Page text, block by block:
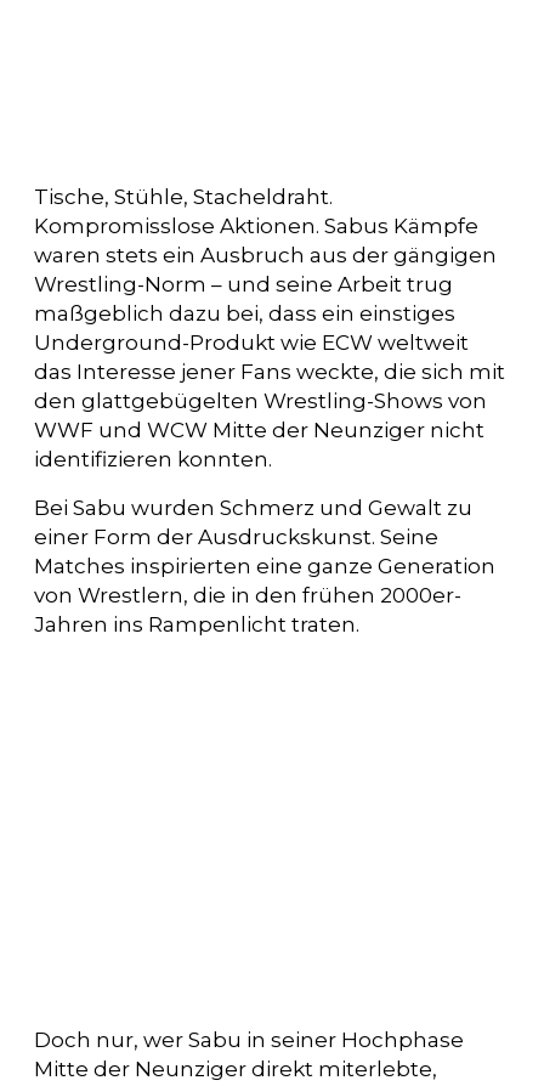
Tische, Stühle, Stacheldraht.
Kompromisslose Aktionen. Sabus Kämpfe
waren stets ein Ausbruch aus der gängigen
Wrestling-Norm – und seine Arbeit trug
maßgeblich dazu bei, dass ein einstiges
Underground-Produkt wie ECW weltweit
das Interesse jener Fans weckte, die sich mit
den glattgebügelten Wrestling-Shows von
WWF und WCW Mitte der Neunziger nicht
identifizieren konnten.
Bei Sabu wurden Schmerz und Gewalt zu
einer Form der Ausdruckskunst. Seine
Matches inspirierten eine ganze Generation
von Wrestlern, die in den frühen 2000er-
Jahren ins Rampenlicht traten.
Doch nur, wer Sabu in seiner Hochphase
Mitte der Neunziger direkt miterlebte,